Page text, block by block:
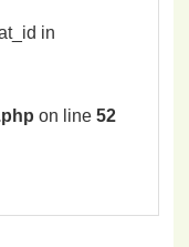
in
on line52